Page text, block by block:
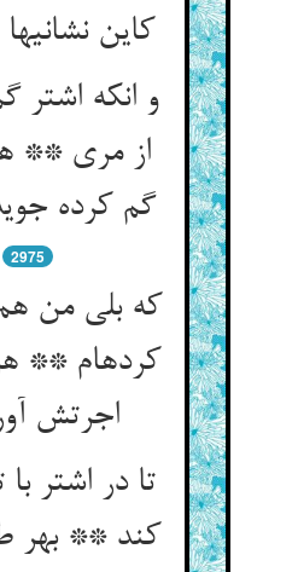
کاین
و انکه اشتر
از مری **
گم کرده
2975
که بلی من
کرده‏ام **
اجرتش
تا در اشتر با
کند ** بهر